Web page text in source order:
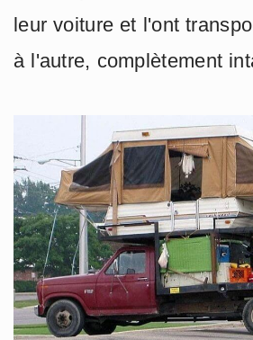
leur voiture et l'ont
à l'autre, complètement